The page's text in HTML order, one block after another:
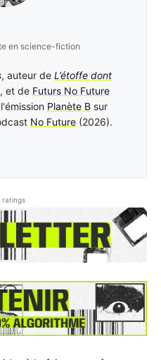
en science-fiction
, auteur de L’étoffe dont
et de Futurs No Future
Planète B sur
No Future (2026).
ratings